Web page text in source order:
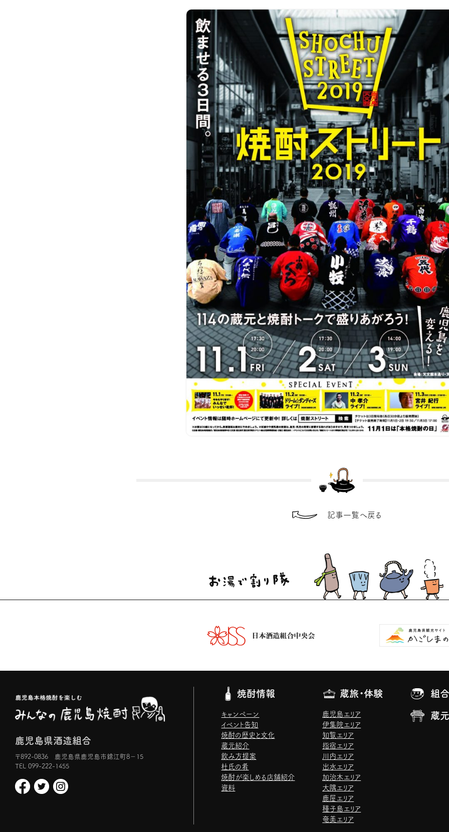
記事一覧へ戻る
鹿児島県酒造組合
〒892-0836 鹿児島県鹿児島市錦江町8−15
TEL 099-222-1455
焼酎情報
キャンペーン
イベント告知
焼酎の歴史と文化
蔵元紹介
飲み方提案
杜氏の肴
焼酎が楽しめる店舗紹介
資料
蔵旅・体験
鹿児島エリア
伊集院エリア
知覧エリア
指宿エリア
川内エリア
出水エリア
加治木エリア
大隅エリア
鹿屋エリア
種子島エリア
奄美エリア
組
蔵